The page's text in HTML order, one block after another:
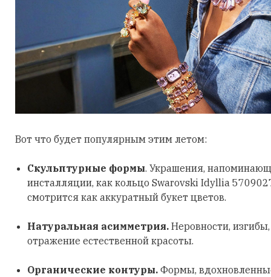
Вот что будет популярным этим летом:
Скульптурные формы. Украшения,
инсталляции, как кольцо Swarovski Idyllia
смотрится как аккуратный букет цветов.
Натуральная асимметрия. Неровности,
отражение естественной красоты.
Органические контуры. Формы,